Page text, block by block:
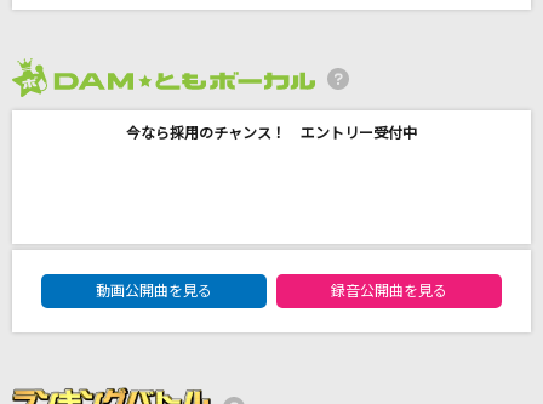
[生音]水平線
BUMP OF CHICKEN今なら採用のチャンス！ エントリー受付中
DAM★ともボーカルエントリーランキング
動画公開曲を見る
録音公開曲を見る